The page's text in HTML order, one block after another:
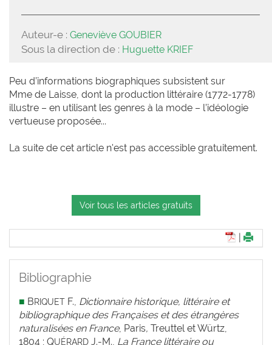
Auteur-e : Geneviève GOUBIER
Sous la direction de : Huguette KRIEF
Peu d’informations biographiques subsistent sur
Mme de Laisse, dont la production littéraire (1772-1778)
illustre – en utilisant les genres à la mode – l’idéologie
vertueuse proposée...
La suite de cet article n'est pas accessible gratuitement.
Voir tous les articles gratuits
Bibliographie
■ BRIQUET F., Dictionnaire historique, littéraire et
bibliographique des Françaises et des étrangères
naturalisées en France, Paris, Treuttel et Würtz,
1804 ; QUÉRARD J.-M., La France littéraire ou